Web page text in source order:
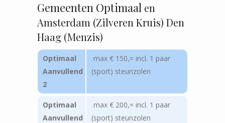
Gemeenten Optimaal en
Amsterdam (Zilveren Kruis) Den
Haag (Menzis)
Optimaal
Aanvullend
2
max € 150,= incl. 1 paar
(sport) steunzolen
Optimaal
Aanvullend
max € 200,= incl. 1 paar
(sport) steunzolen